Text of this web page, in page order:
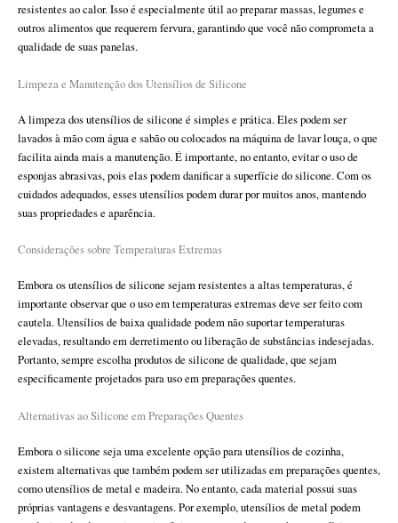
resistentes ao calor. Isso é especialmente útil ao preparar massas, legumes e
outros alimentos que requerem fervura, garantindo que você não comprometa a
qualidade de suas panelas.
Limpeza e Manutenção dos Utensílios de Silicone
A limpeza dos utensílios de silicone é simples e prática. Eles podem ser
lavados à mão com água e sabão ou colocados na máquina de lavar louça, o que
facilita ainda mais a manutenção. É importante, no entanto, evitar o uso de
esponjas abrasivas, pois elas podem danificar a superfície do silicone. Com os
cuidados adequados, esses utensílios podem durar por muitos anos, mantendo
suas propriedades e aparência.
Considerações sobre Temperaturas Extremas
Embora os utensílios de silicone sejam resistentes a altas temperaturas, é
importante observar que o uso em temperaturas extremas deve ser feito com
cautela. Utensílios de baixa qualidade podem não suportar temperaturas
elevadas, resultando em derretimento ou liberação de substâncias indesejadas.
Portanto, sempre escolha produtos de silicone de qualidade, que sejam
especificamente projetados para uso em preparações quentes.
Alternativas ao Silicone em Preparações Quentes
Embora o silicone seja uma excelente opção para utensílios de cozinha,
existem alternativas que também podem ser utilizadas em preparações quentes,
como utensílios de metal e madeira. No entanto, cada material possui suas
próprias vantagens e desvantagens. Por exemplo, utensílios de metal podem